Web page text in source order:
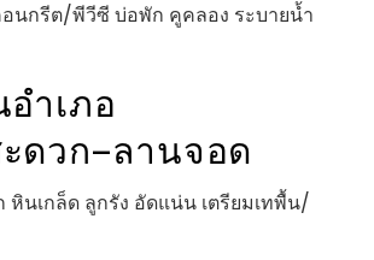
นกรีต/พีวีซี บ่อพัก คูคลอง ระบายน้ำ
ำเภอ
ดวก–ลานจอด
หินเกล็ด ลูกรัง อัดแน่น เตรียมเทพื้น/